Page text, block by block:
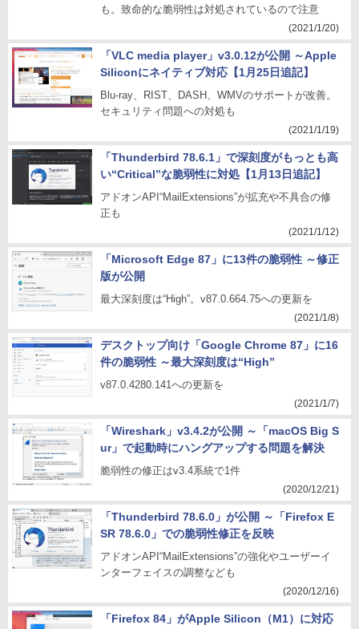
も。致命的な脆弱性は対処されているので注意
(2021/1/20)
「VLC media player」v3.0.12が公開 ～Apple
Siliconにネイティブ対応【1月25日追記】
Blu-ray、RIST、DASH、WMVのサポートが改善。
セキュリティ問題への対処も
(2021/1/19)
「Thunderbird 78.6.1」で深刻度がもっとも高
い“Critical”な脆弱性に対処【1月13日追記】
アドオンAPI“MailExtensions”が拡充や不具合の修
正も
(2021/1/12)
「Microsoft Edge 87」に13件の脆弱性 ～修正
版が公開
最大深刻度は“High”。v87.0.664.75への更新を
(2021/1/8)
デスクトップ向け「Google Chrome 87」に16
件の脆弱性 ～最大深刻度は“High”
v87.0.4280.141への更新を
(2021/1/7)
「Wireshark」v3.4.2が公開 ～「macOS Big S
ur」で起動時にハングアップする問題を解決
脆弱性の修正はv3.4系統で1件
(2020/12/21)
「Thunderbird 78.6.0」が公開 ～「Firefox E
SR 78.6.0」での脆弱性修正を反映
アドオンAPI“MailExtensions”の強化やユーザーイ
ンターフェイスの調整なども
(2020/12/16)
「Firefox 84」がApple Silicon（M1）に対応